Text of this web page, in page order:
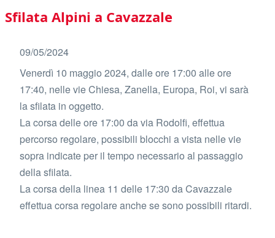
Main
navigation
Sfilata Alpini a Cavazzale
09/05/2024
Venerdì 10 maggio 2024, dalle ore 17:00 alle ore
17:40, nelle vie Chiesa, Zanella, Europa, Roi, vi sarà
la sfilata in oggetto.
La corsa delle ore 17:00 da via Rodolfi, effettua
percorso regolare, possibili blocchi a vista nelle vie
sopra indicate per il tempo necessario al passaggio
della sfilata.
La corsa della linea 11 delle 17:30 da Cavazzale
effettua corsa regolare anche se sono possibili ritardi.